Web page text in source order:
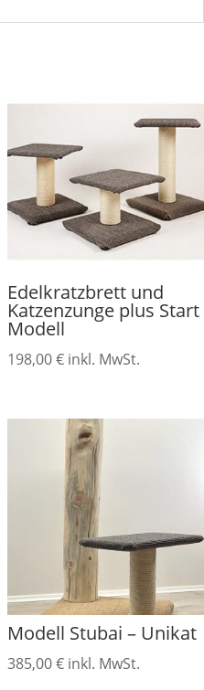
Edelkratzbrett und
Katzenzunge plus Start
Modell
198,00€ inkl. MwSt.
Modell Stubai – Unikat
385,00€ inkl. MwSt.